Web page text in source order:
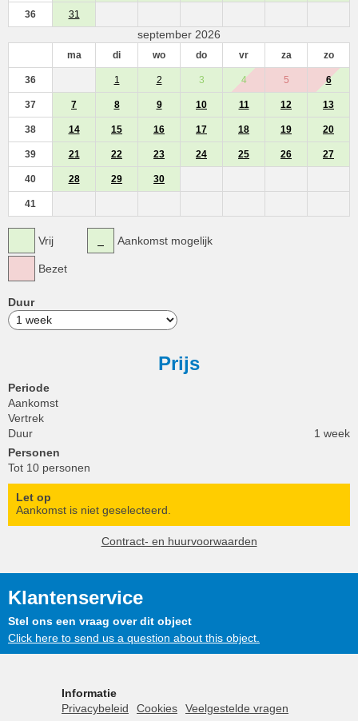
36 31
september 2026
ma di wo do vr za zo
36 1 2 3 4 5 6
37 7 8 9 10 11 12 13
38 14 15 16 17 18 19 20
39 21 22 23 24 25 26 27
40 28 29 30
41
Vrij
Bezet
Aankomst mogelijk
Duur
Prijs
Periode
Aankomst
Vertrek
Duur
1 week
Personen
Tot 10 personen
Let op
Aankomst is niet geselecteerd.
Contract- en huurvoorwaarden
Klantenservice
Stel ons een vraag over dit object
Click here to send us a question about this object.
Informatie
Privacybeleid
Cookies Veelgestelde vragen